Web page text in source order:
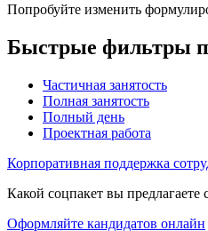
Попробуйте изменить
Быстрые фильтры
Частичная занятость
Полная занятость
Полный день
Проектная работа
Корпоративная поддержка
Какой соцпакет вы
Оформляйте кандидатов онлайн